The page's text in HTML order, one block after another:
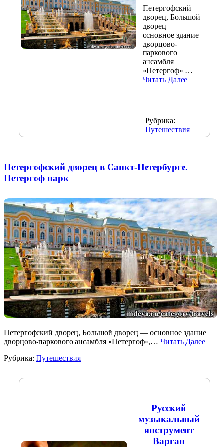
Петергофский
дворец, Большой
дворец —
основное здание
дворцово-
паркового
ансамбля
«Петергоф»,…
Читать Далее
Рубрика:
Путешествия
Петергофский дворец в Санкт-Петербурге.
Петергоф парк
Петергофский дворец, Большой дворец — основное здание
дворцово-паркового ансамбля «Петергоф»,… Читать Далее
Рубрика: Путешествия
Русский
музыкальный
инструмент
Варган